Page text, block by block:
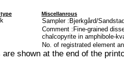
Miscellanrous
Sampler :Bjerkgård/
Comment :Fine-grained
chalcopyrite in amphibole-
No. of registrated element
shown at the end of the